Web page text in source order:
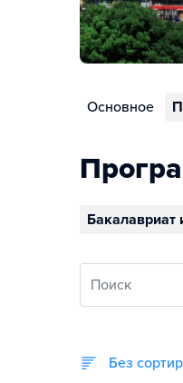
Основное
Бакалавриат
Поиск
Без